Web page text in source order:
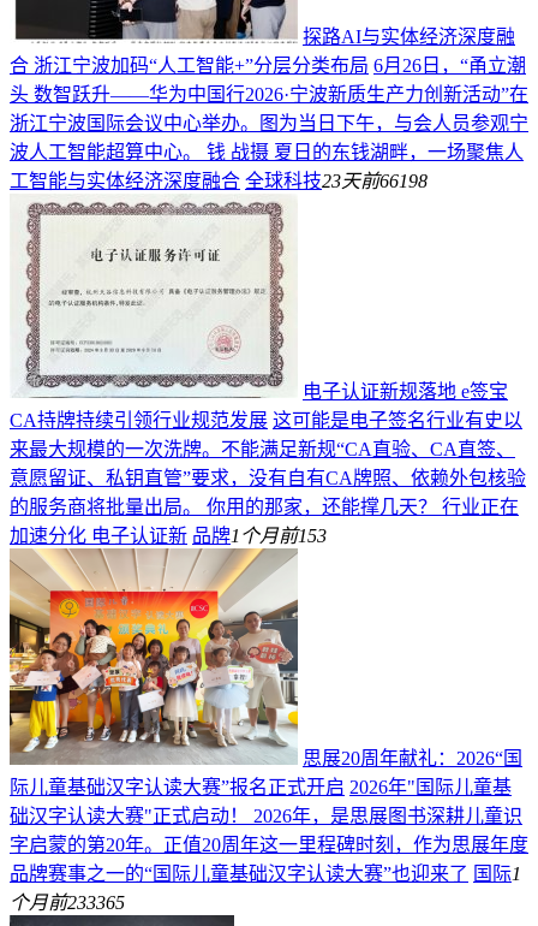
探路AI与实体经济深度融
合 浙江宁波加码“人工智能+”分层分类布局 6月26日，“甬立潮
头 数智跃升——华为中国行2026·宁波新质生产力创新活动”在
浙江宁波国际会议中心举办。图为当日下午，与会人员参观宁
波人工智能超算中心。 钱 战摄 夏日的东钱湖畔，一场聚焦人
工智能与实体经济深度融合 全球科技23天前66198
电子认证新规落地 e签宝
CA持牌持续引领行业规范发展 这可能是电子签名行业有史以
来最大规模的一次洗牌。不能满足新规“CA直验、CA直签、
意愿留证、私钥直管”要求，没有自有CA牌照、依赖外包核验
的服务商将批量出局。 你用的那家，还能撑几天？ 行业正在
加速分化 电子认证新 品牌1个月前153
思展20周年献礼：2026“国
际儿童基础汉字认读大赛”报名正式开启 2026年"国际儿童基
础汉字认读大赛"正式启动！ 2026年，是思展图书深耕儿童识
字启蒙的第20年。正值20周年这一里程碑时刻，作为思展年度
品牌赛事之一的“国际儿童基础汉字认读大赛”也迎来了 国际1
个月前233365